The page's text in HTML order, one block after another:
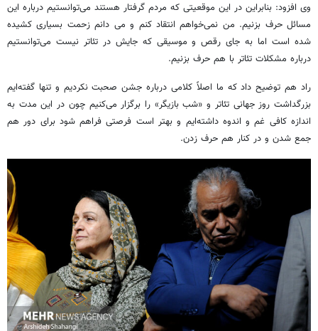
وی افزود: بنابراین در این موقعیتی که مردم گرفتار هستند می‌توانستیم درباره این
مسائل حرف بزنیم. من نمی‌خواهم انتقاد کنم و می دانم زحمت بسیاری کشیده
شده است اما به جای رقص و موسیقی که جایش در تئاتر نیست می‌توانستیم
درباره مشکلات تئاتر با هم حرف بزنیم.
راد هم توضیح داد که ما اصلاً کلامی درباره جشن صحبت نکردیم و تنها گفته‌ایم
بزرگداشت روز جهانی تئاتر و «شب بازیگر» را برگزار می‌کنیم چون در این مدت به
اندازه کافی غم و اندوه داشته‌ایم و بهتر است فرصتی فراهم شود برای دور هم
جمع شدن و در کنار هم حرف زدن.